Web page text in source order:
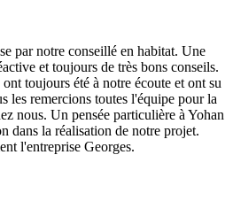
par notre conseillé en habitat. Une
et toujours de très bons conseils.
toujours été à notre écoute et ont su
les remercions toutes l'équipe pour la
nous. Un pensée particulière à Yohan
dans la réalisation de notre projet.
l'entreprise Georges.